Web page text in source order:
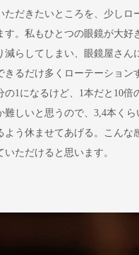
ただきたいところを、少しロ
す。私もひとつの眼鏡が大好
減らしてしまい、眼鏡屋さん
きるだけ多くローテーション
の1になるけど、1本だと10
難しいと思うので、3,4本く
よう休ませてあげる。こんな
いただけると思います。